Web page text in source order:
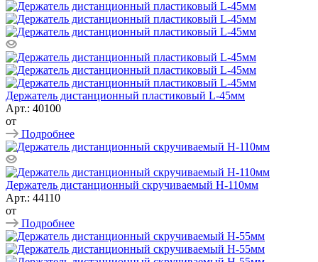
Держатель дистанционный пластиковый L-45мм
Арт.: 40100
от
Подробнее
Держатель дистанционный скручиваемый Н-110мм
Арт.: 44110
от
Подробнее